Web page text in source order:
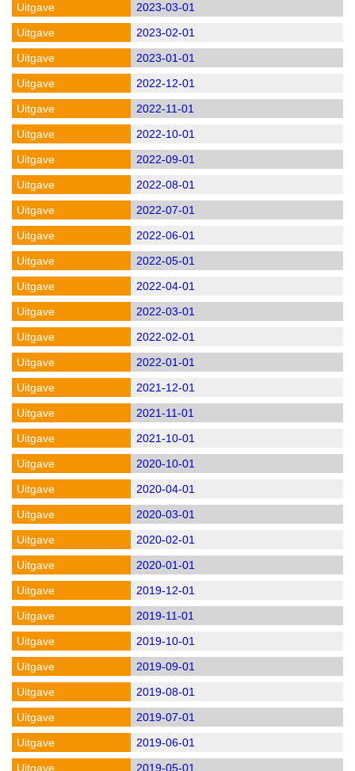
2023-03-01
2023-02-01
2023-01-01
2022-12-01
2022-11-01
2022-10-01
2022-09-01
2022-08-01
2022-07-01
2022-06-01
2022-05-01
2022-04-01
2022-03-01
2022-02-01
2022-01-01
2021-12-01
2021-11-01
2021-10-01
2020-10-01
2020-04-01
2020-03-01
2020-02-01
2020-01-01
2019-12-01
2019-11-01
2019-10-01
2019-09-01
2019-08-01
2019-07-01
2019-06-01
2019-05-01